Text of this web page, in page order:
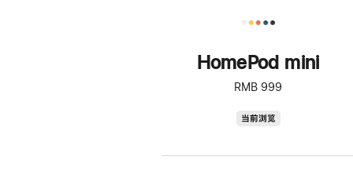
HomePod mini
RMB 999
当前浏览